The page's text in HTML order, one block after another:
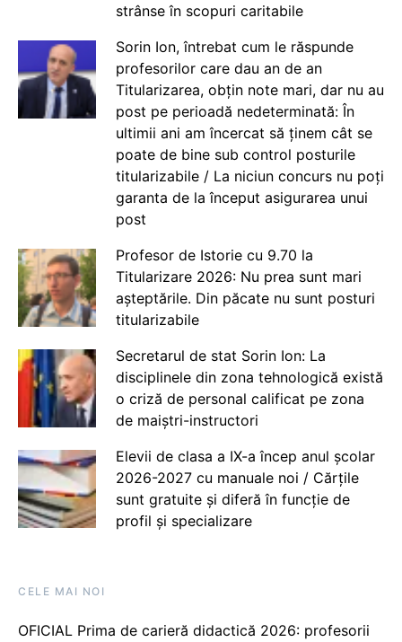
strânse în scopuri caritabile
Sorin Ion, întrebat cum le răspunde
profesorilor care dau an de an
Titularizarea, obțin note mari, dar nu au
post pe perioadă nedeterminată: În
ultimii ani am încercat să ținem cât se
poate de bine sub control posturile
titularizabile / La niciun concurs nu poți
garanta de la început asigurarea unui
post
Profesor de Istorie cu 9.70 la
Titularizare 2026: Nu prea sunt mari
așteptările. Din păcate nu sunt posturi
titularizabile
Secretarul de stat Sorin Ion: La
disciplinele din zona tehnologică există
o criză de personal calificat pe zona
de maiștri-instructori
Elevii de clasa a IX-a încep anul școlar
2026-2027 cu manuale noi / Cărțile
sunt gratuite și diferă în funcție de
profil și specializare
CELE MAI NOI
OFICIAL Prima de carieră didactică 2026: profesorii